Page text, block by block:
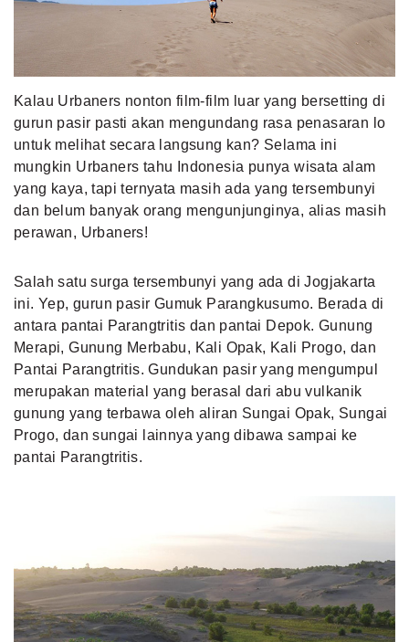
Kalau Urbaners nonton film-film luar yang bersetting di
gurun pasir pasti akan mengundang rasa penasaran lo
untuk melihat secara langsung kan? Selama ini
mungkin Urbaners tahu Indonesia punya wisata alam
yang kaya, tapi ternyata masih ada yang tersembunyi
dan belum banyak orang mengunjunginya, alias masih
perawan, Urbaners!
Salah satu surga tersembunyi yang ada di Jogjakarta
ini. Yep, gurun pasir Gumuk Parangkusumo. Berada di
antara pantai Parangtritis dan pantai Depok. Gunung
Merapi, Gunung Merbabu, Kali Opak, Kali Progo, dan
Pantai Parangtritis. Gundukan pasir yang mengumpul
merupakan material yang berasal dari abu vulkanik
gunung yang terbawa oleh aliran Sungai Opak, Sungai
Progo, dan sungai lainnya yang dibawa sampai ke
pantai Parangtritis.